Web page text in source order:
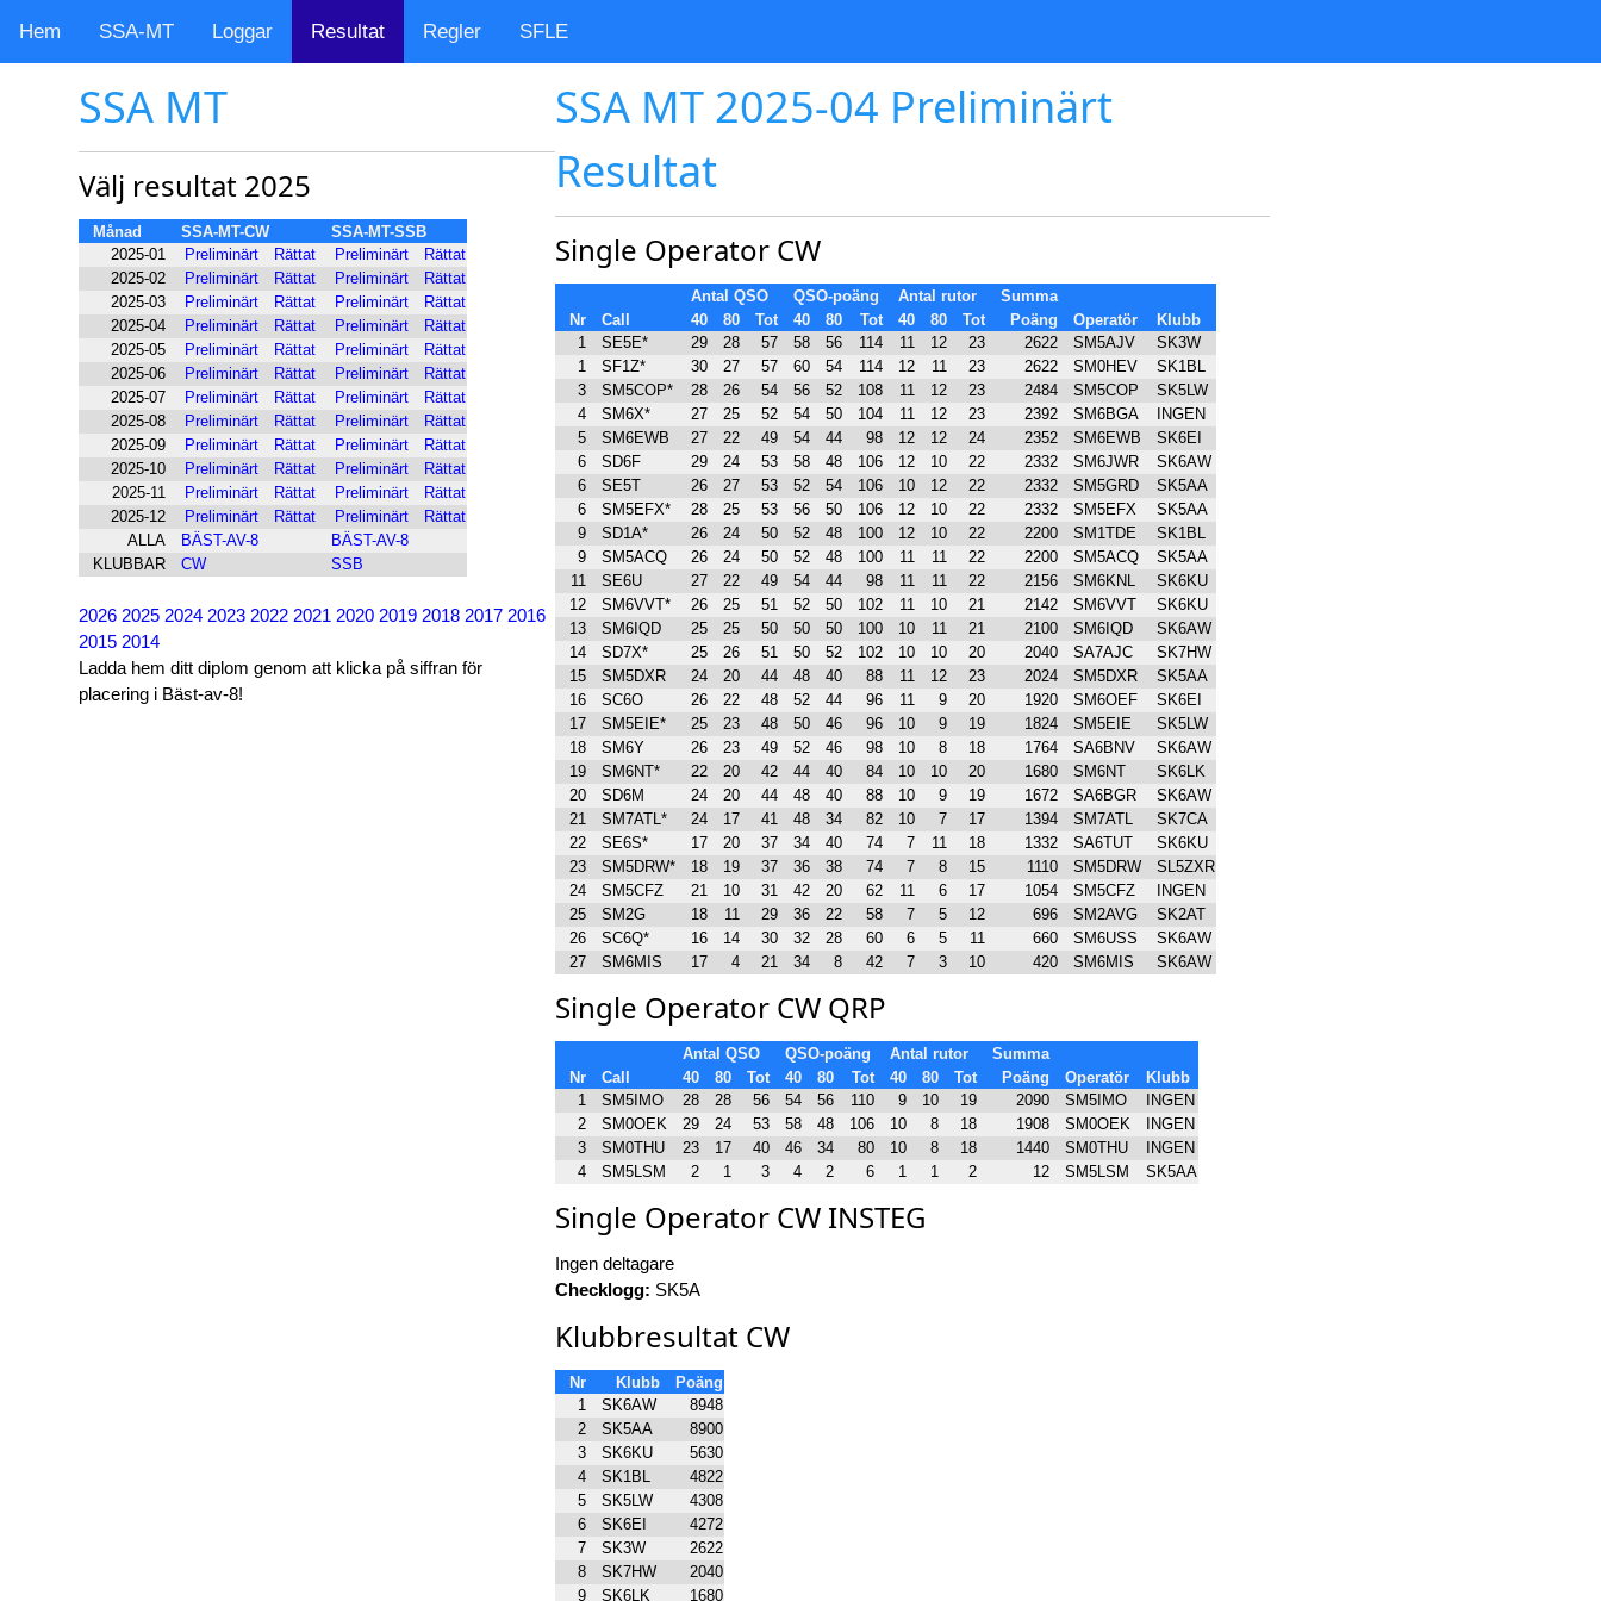
Hem SSA-MT Loggar Resultat Regler SFLE
SSA MT
Välj resultat 2025
Månad SSA-MT-CW
SSA-MT-SSB
2025-01
Preliminärt Rättat Preliminärt
Rättat
2025-02
Preliminärt Rättat Preliminärt
Rättat
2025-03
Preliminärt Rättat Preliminärt
Rättat
2025-04
Preliminärt Rättat Preliminärt
Rättat
2025-05
Preliminärt Rättat Preliminärt
Rättat
2025-06
Preliminärt Rättat Preliminärt
Rättat
2025-07
Preliminärt Rättat Preliminärt
Rättat
2025-08
Preliminärt Rättat Preliminärt
Rättat
2025-09
Preliminärt Rättat Preliminärt
Rättat
2025-10
Preliminärt Rättat Preliminärt
Rättat
2025-11
Preliminärt Rättat Preliminärt
Rättat
2025-12
Preliminärt Rättat Preliminärt
Rättat
ALLA
BÄST-AV-8
BÄST-AV-8
KLUBBAR
CW SSB
2026 2025 2024 2023 2022 2021 2020 2019 2018 2017 2016
2015 2014
Ladda hem ditt diplom genom att klicka på siffran för
placering i Bäst-av-8!
SSA MT 2025-04 Preliminärt
Resultat
Single Operator CW
Antal QSO QSO-poäng Antal rutor
Summa
Nr
Call 40 80 Tot 40 80 Tot 40 80 Tot Poäng Operatör
Klubb
1
SE5E* 29 28 57 58 56 114 11 12 23 2622 SM5AJV
SK3W
1
SF1Z* 30 27 57 60 54 114 12 11 23 2622 SM0HEV
SK1BL
3
SM5COP* 28 26 54 56 52 108 11 12 23 2484 SM5COP
SK5LW
4
SM6X* 27 25 52 54 50 104 11 12 23 2392 SM6BGA
INGEN
5
SM6EWB 27 22 49 54 44 98 12 12 24 2352 SM6EWB
SK6EI
6
SD6F 29 24 53 58 48 106 12 10 22 2332 SM6JWR
SK6AW
6
SE5T 26 27 53 52 54 106 10 12 22 2332 SM5GRD
SK5AA
6
SM5EFX* 28 25 53 56 50 106 12 10 22 2332 SM5EFX
SK5AA
9
SD1A* 26 24 50 52 48 100 12 10 22 2200 SM1TDE
SK1BL
9
SM5ACQ 26 24 50 52 48 100 11 11 22 2200 SM5ACQ
SK5AA
11
SE6U 27 22 49 54 44 98 11 11 22 2156 SM6KNL
SK6KU
12
SM6VVT* 26 25 51 52 50 102 11 10 21 2142 SM6VVT
SK6KU
13
SM6IQD 25 25 50 50 50 100 10 11 21 2100 SM6IQD
SK6AW
14
SD7X* 25 26 51 50 52 102 10 10 20 2040 SA7AJC
SK7HW
15
SM5DXR 24 20 44 48 40 88 11 12 23 2024 SM5DXR
SK5AA
16
SC6O 26 22 48 52 44 96 11 9 20 1920 SM6OEF
SK6EI
17
SM5EIE* 25 23 48 50 46 96 10 9 19 1824 SM5EIE
SK5LW
18
SM6Y 26 23 49 52 46 98 10 8 18 1764 SA6BNV
SK6AW
19
SM6NT* 22 20 42 44 40 84 10 10 20 1680 SM6NT
SK6LK
20
SD6M 24 20 44 48 40 88 10 9 19 1672 SA6BGR
SK6AW
21
SM7ATL* 24 17 41 48 34 82 10 7 17 1394 SM7ATL
SK7CA
22
SE6S* 17 20 37 34 40 74 7 11 18 1332 SA6TUT
SK6KU
23
SM5DRW* 18 19 37 36 38 74 7 8 15 1110 SM5DRW
SL5ZXR
24
SM5CFZ 21 10 31 42 20 62 11 6 17 1054 SM5CFZ
INGEN
25
SM2G 18 11 29 36 22 58 7 5 12 696 SM2AVG
SK2AT
26
SC6Q* 16 14 30 32 28 60 6 5 11 660 SM6USS
SK6AW
27
SM6MIS 17 4 21 34 8 42 7 3 10 420 SM6MIS SK6AW
Single Operator CW QRP
Antal QSO QSO-poäng Antal rutor
Summa
Nr
Call 40 80 Tot 40 80 Tot 40 80 Tot Poäng Operatör
Klubb
1
SM5IMO 28 28 56 54 56 110 9 10 19 2090 SM5IMO
INGEN
2
SM0OEK 29 24 53 58 48 106 10 8 18 1908 SM0OEK
INGEN
3
SM0THU 23 17 40 46 34 80 10 8 18 1440 SM0THU
INGEN
4
SM5LSM 2 1 3 4 2 6 1 1 2 12 SM5LSM SK5AA
Single Operator CW INSTEG
Ingen deltagare
Checklogg: SK5A
Klubbresultat CW
Nr Klubb
Poäng
1
SK6AW
8948
2
SK5AA
8900
3
SK6KU
5630
4
SK1BL
4822
5
SK5LW
4308
6
SK6EI
4272
7
SK3W
2622
8
SK7HW
2040
9
SK6LK 1680